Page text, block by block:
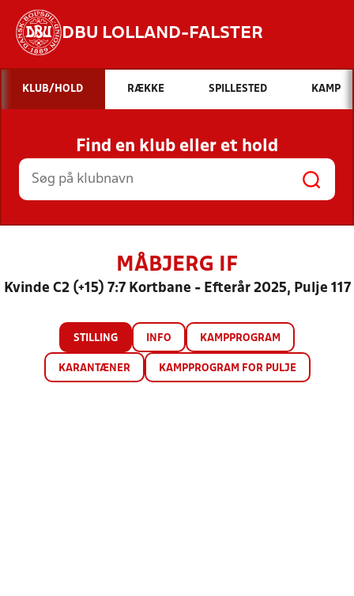
DBU LOLLAND-FALSTER
Hvad vil du søge efter?
INDHOLD OG NYHEDER
STILLINGER, RESULTATER, KLUBBER OG
HOLD
KLUB/HOLD RÆKKE SPILLESTED KAMP
Find en klub eller et hold
MÅBJERG IF
Kvinde C2 (+15) 7:7 Kortbane - Efterår 2025, Pulje 117
STILLING INFO KAMPPROGRAM
KARANTÆNER KAMPPROGRAM FOR PULJE